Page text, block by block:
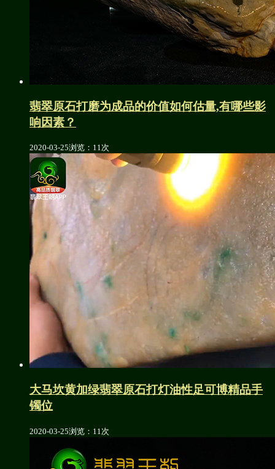
翡翠原石打磨为成品的价值如何估量,有哪些影
响因素？
2020-03-25浏览：11次
大马坎黄加绿翡翠原石打灯油性足可博精品手
镯位
2020-03-25浏览：11次